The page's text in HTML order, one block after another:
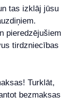
tas izklāj jūsu
pieredzējušiem
tirdzniecības
Turklāt,
bezmaksas